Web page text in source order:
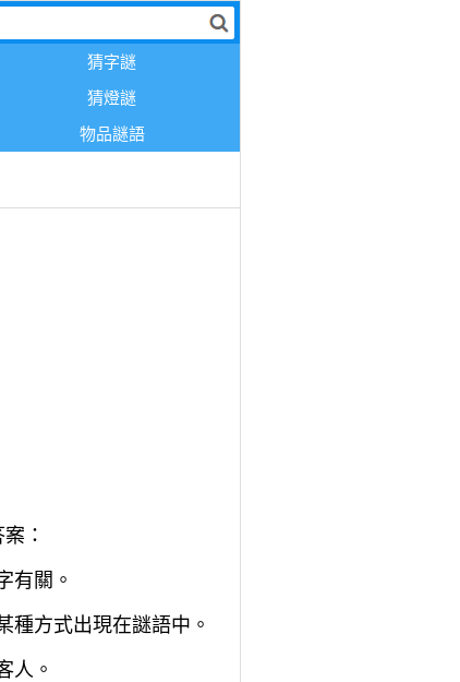
猜字謎
猜燈謎
物品謎語
：
有關。
種方式出現在謎語中。
人。